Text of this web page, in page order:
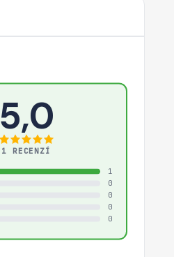
5,0
1 RECENZÍ
1
0
0
0
0